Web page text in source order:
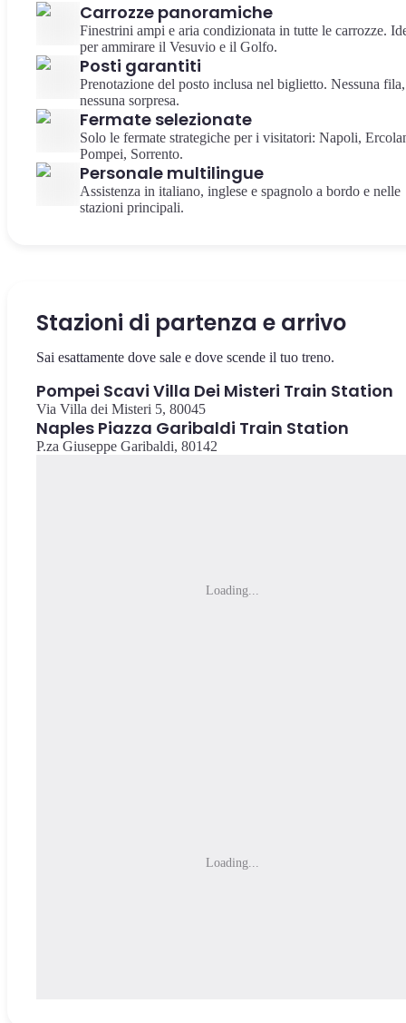
Carrozze panoramiche
Finestrini ampi e aria condizionata in tutte le carrozze.
per ammirare il Vesuvio e il Golfo.
Posti garantiti
Prenotazione del posto inclusa nel biglietto. Nessuna fila,
nessuna sorpresa.
Fermate selezionate
Solo le fermate strategiche per i visitatori: Napoli,
Pompei, Sorrento.
Personale multilingue
Assistenza in italiano, inglese e spagnolo a bordo e nelle
stazioni principali.
Stazioni di partenza e arrivo
Sai esattamente dove sale e dove scende il tuo treno.
Pompei Scavi Villa Dei Misteri Train Station
Via Villa dei Misteri 5, 80045
Naples Piazza Garibaldi Train Station
P.za Giuseppe Garibaldi, 80142
Loading...
Loading...